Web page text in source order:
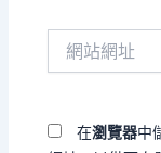
在瀏覽器中